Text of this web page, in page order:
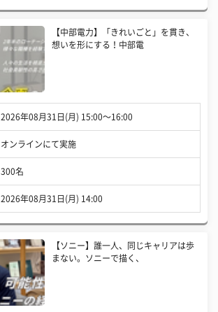
【中部電力】「きれいごと」を貫き、
想いを形にする！中部電
2026年08月31日(月) 15:00〜16:00
オンラインにて実施
300名
2026年08月31日(月) 14:00
【ソニー】誰一人、同じキャリアは歩
まない。ソニーで描く、